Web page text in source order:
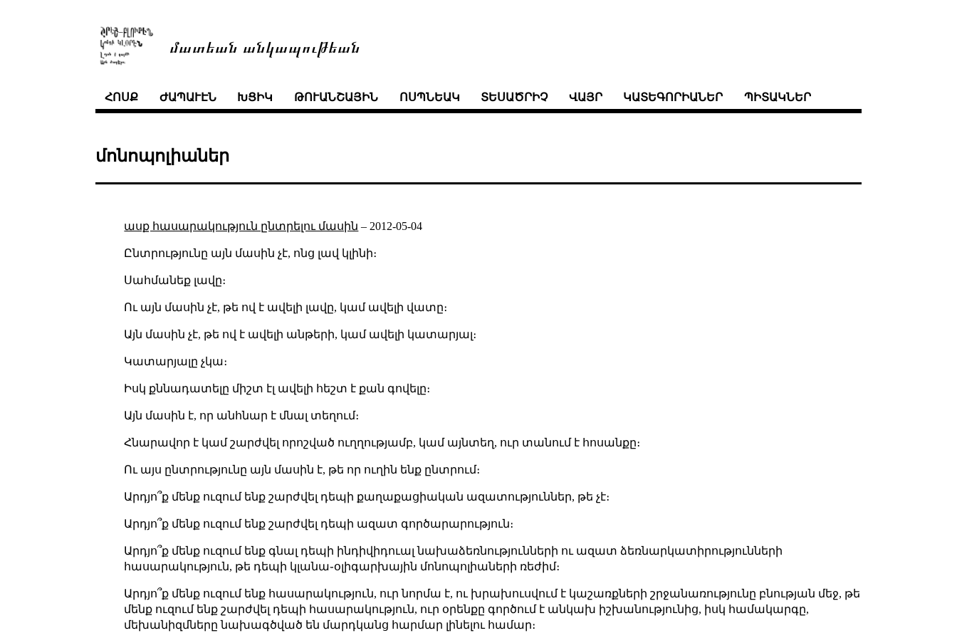
մատեան անկապութեան
ՀՈՍՔ ԺԱՊԱՒԷՆ ԽՑԻԿ ԹՈՒԱՆՇԱՅԻՆ ՈՍՊՆԵԱԿ ՏԵՍԱԾՐԻՉ ՎԱՅՐ ԿԱՏԵԳՈՐԻԱՆԵՐ ՊԻՏԱԿՆԵՐ
մոնոպոլիաներ
ասք հասարակություն ընտրելու մասին – 2012-05-04
Ընտրությունը այն մասին չէ, ոնց լավ կլինի։
Սահմանեք լավը։
Ու այն մասին չէ, թե ով է ավելի լավը, կամ ավելի վատը։
Այն մասին չէ, թե ով է ավելի անթերի, կամ ավելի կատարյալ։
Կատարյալը չկա։
Իսկ քննադատելը միշտ էլ ավելի հեշտ է քան գովելը։
Այն մասին է, որ անհնար է մնալ տեղում։
Հնարավոր է կամ շարժվել որոշված ուղղությամբ, կամ այնտեղ, ուր տանում է հոսանքը։
Ու այս ընտրությունը այն մասին է, թե որ ուղին ենք ընտրում։
Արդյո՞ք մենք ուզում ենք շարժվել դեպի քաղաքացիական ազատություններ, թե չէ։
Արդյո՞ք մենք ուզում ենք շարժվել դեպի ազատ գործարարություն։
Արդյո՞ք մենք ուզում ենք գնալ դեպի ինդիվիդուալ նախաձեռնությունների ու ազատ ձեռնարկատիրությունների
հասարակություն, թե դեպի կլանա֊օլիգարխային մոնոպոլիաների ռեժիմ։
Արդյո՞ք մենք ուզում ենք հասարակություն, ուր նորմա է, ու խրախուսվում է կաշառքների շրջանառությունը բնության մեջ, թե
մենք ուզում ենք շարժվել դեպի հասարակություն, ուր օրենքը գործում է անկախ իշխանությունից, իսկ համակարգը,
մեխանիզմները նախագծված են մարդկանց հարմար լինելու համար։